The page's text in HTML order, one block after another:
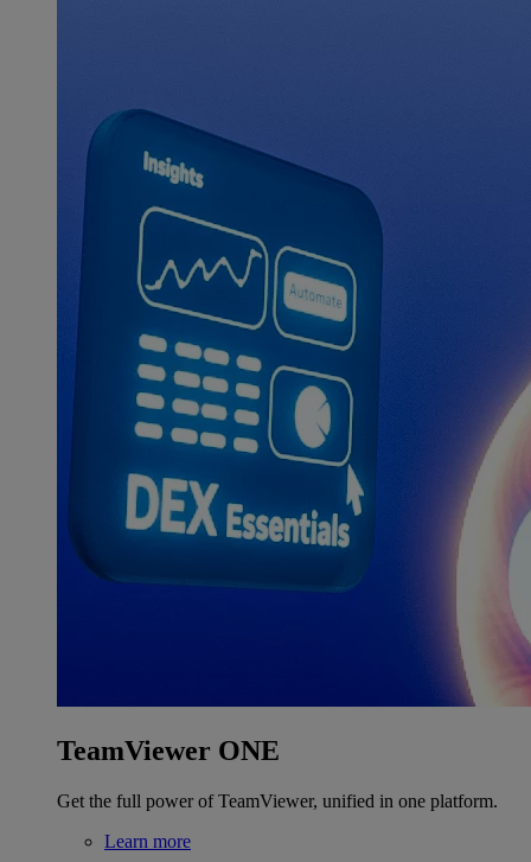
TeamViewer ONE
Get the full power of TeamViewer, unified in one platform.
Learn more